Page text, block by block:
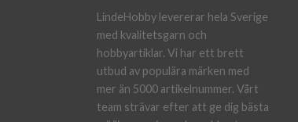
LindeHobby levererar hela Sverige
med kvalitetsgarn och
hobbyartiklar. Vi har ett brett
utbud av populära märken med
mer än 5000 artikelnummer. Vårt
team strävar efter att ge dig bästa